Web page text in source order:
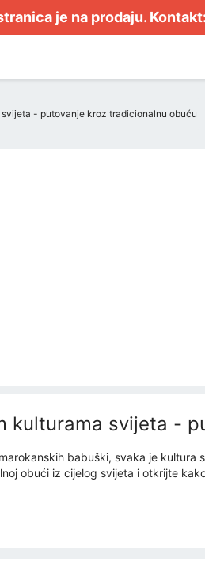
je na prodaju. Kontakt:
- putovanje kroz tradicionalnu obuću
kulturama svijeta -
babuški, svaka je
obući iz cijelog svijeta i otkrijte